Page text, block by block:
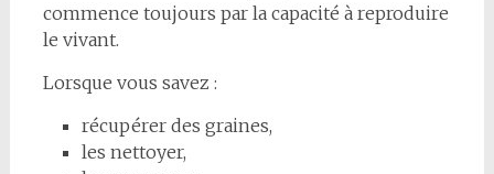
commence toujours par la capacité à reproduire
le vivant.
Lorsque vous savez :
récupérer des graines,
les nettoyer,